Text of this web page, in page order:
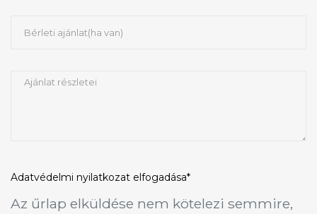
Adatvédelmi nyilatkozat elfogadása*
Az űrlap elküldése nem kötelezi semmire,